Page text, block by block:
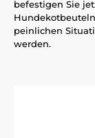
befestigen Sie
peinlichen
werden.